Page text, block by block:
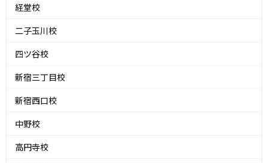
経堂校
二子玉川校
四ツ谷校
新宿三丁目校
新宿西口校
中野校
高円寺校